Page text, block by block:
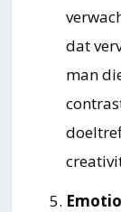
dat
man